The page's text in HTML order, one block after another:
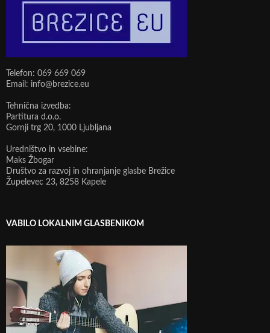
Telefon: 069 669 069
Email: info@brezice.eu
Tehnična izvedba:
Partitura d.o.o.
Gornji trg 20, 1000 Ljubljana
Uredništvo in vsebine:
Maks Žbogar
Društvo za razvoj in ohranjanje glasbe Brežice
Župelevec 23, 8258 Kapele
VABILO LOKALNIM GLASBENIKOM